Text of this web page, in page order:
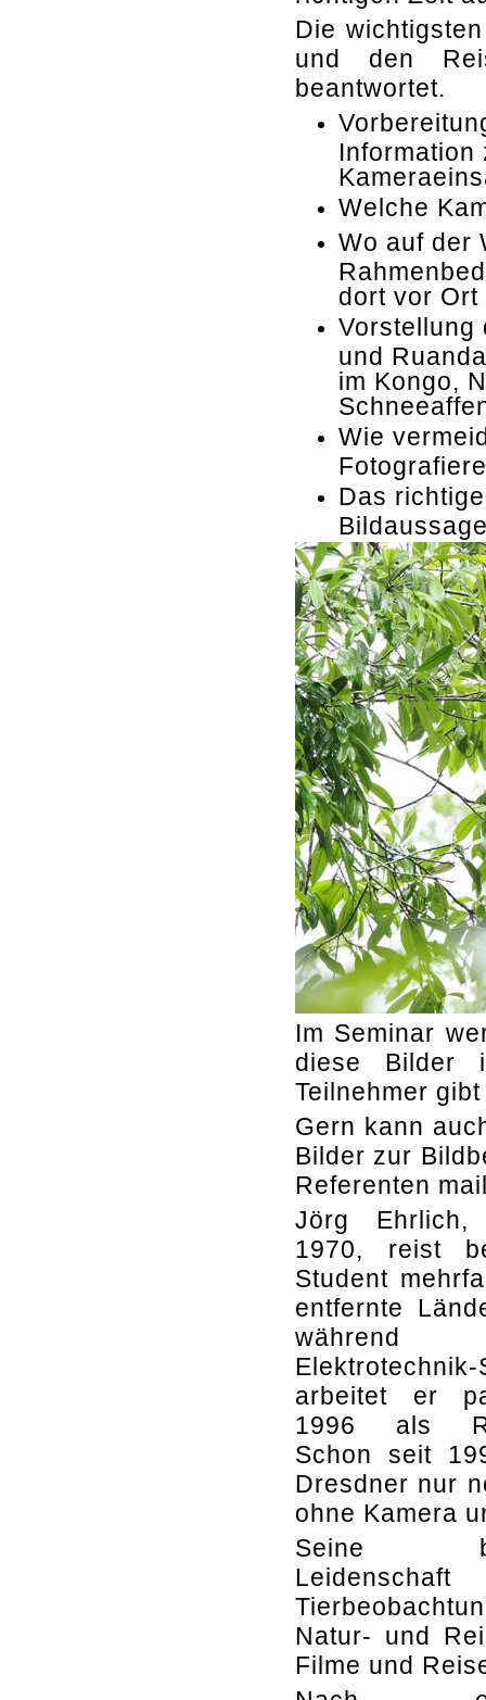
Die
und den
beantwortet.
Information
Welche
Wo auf der
dort vor Ort
Vorstellung
und
im Kongo,
Wie
Das
Im Seminar
diese Bilder
Teilnehmer
Gern kann
Bilder zur
Referenten
Jörg Ehrlich,
1970, reist
Student
entfernte
während
Elektrotechnik-
arbeitet er
1996 als
Schon seit
Dresdner nur
ohne Kamera
Seine
Natur- und
Filme und